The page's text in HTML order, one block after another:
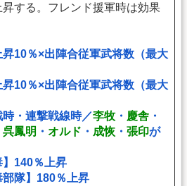
する。フレンド援軍時は効果
10％×出陣合従軍武将数（最大
10％×出陣合従軍武将数（最大
・連撃戦線時／李牧・ 慶舎 ・
呉鳳明 ・ オルド ・ 成恢 ・ 張印が
】140％上昇
隊】180％上昇